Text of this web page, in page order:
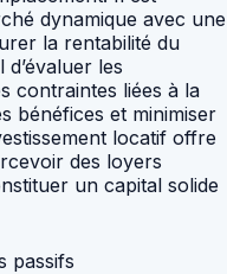
dynamique avec une
la rentabilité du
les
contraintes liées à la
bénéfices et minimiser
locatif offre
des loyers
un capital solide
passifs